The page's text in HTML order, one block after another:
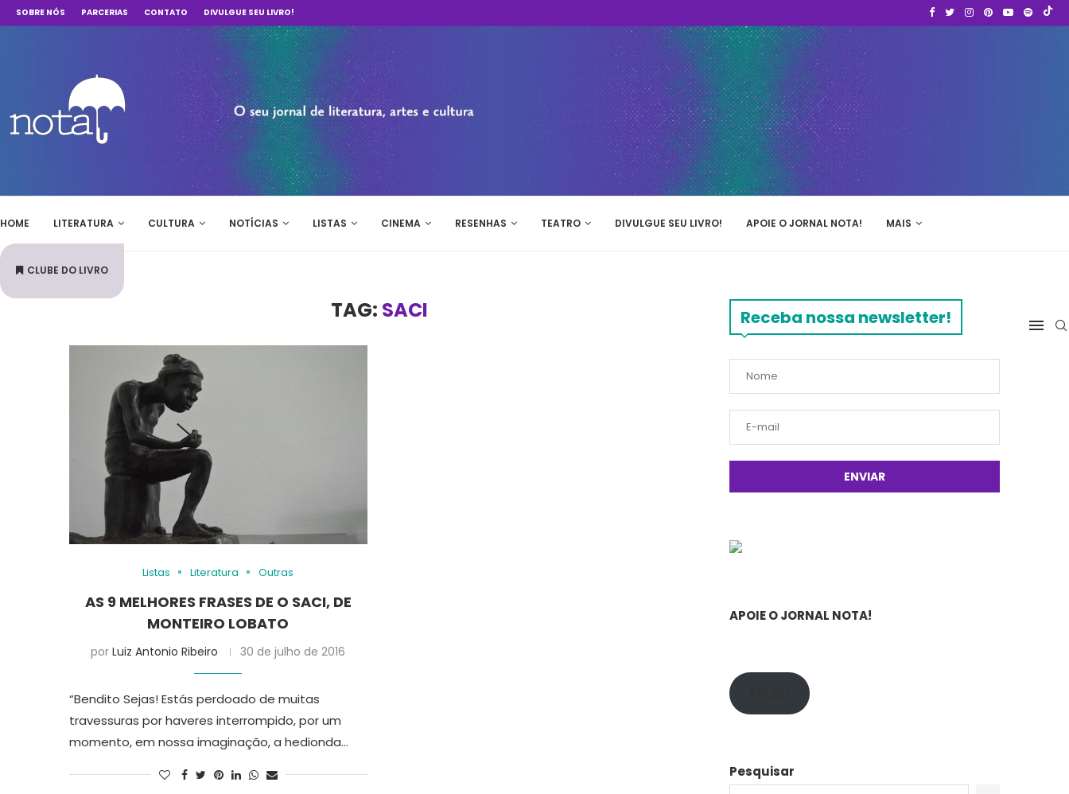
SOBRE NÓS PARCERIAS CONTATO DIVULGUE SEU LIVRO!
HOME LITERATURA CULTURA NOTÍCIAS LISTAS CINEMA RESENHAS TEATRO DIVULGUE SEU LIVRO! APOIE O JORNAL NOTA! MAIS
CLUBE DO LIVRO
TAG: SACI
Listas Literatura Outras
AS 9 MELHORES FRASES DE O SACI, DE
MONTEIRO LOBATO
porLuiz Antonio Ribeiro 30 de julho de 2016
“Bendito Sejas! Estás perdoado de muitas
travessuras por haveres interrompido, por um
momento, em nossa imaginação, a hedionda…
Receba nossa newsletter!
APOIE O JORNAL NOTA!
Pesquisar